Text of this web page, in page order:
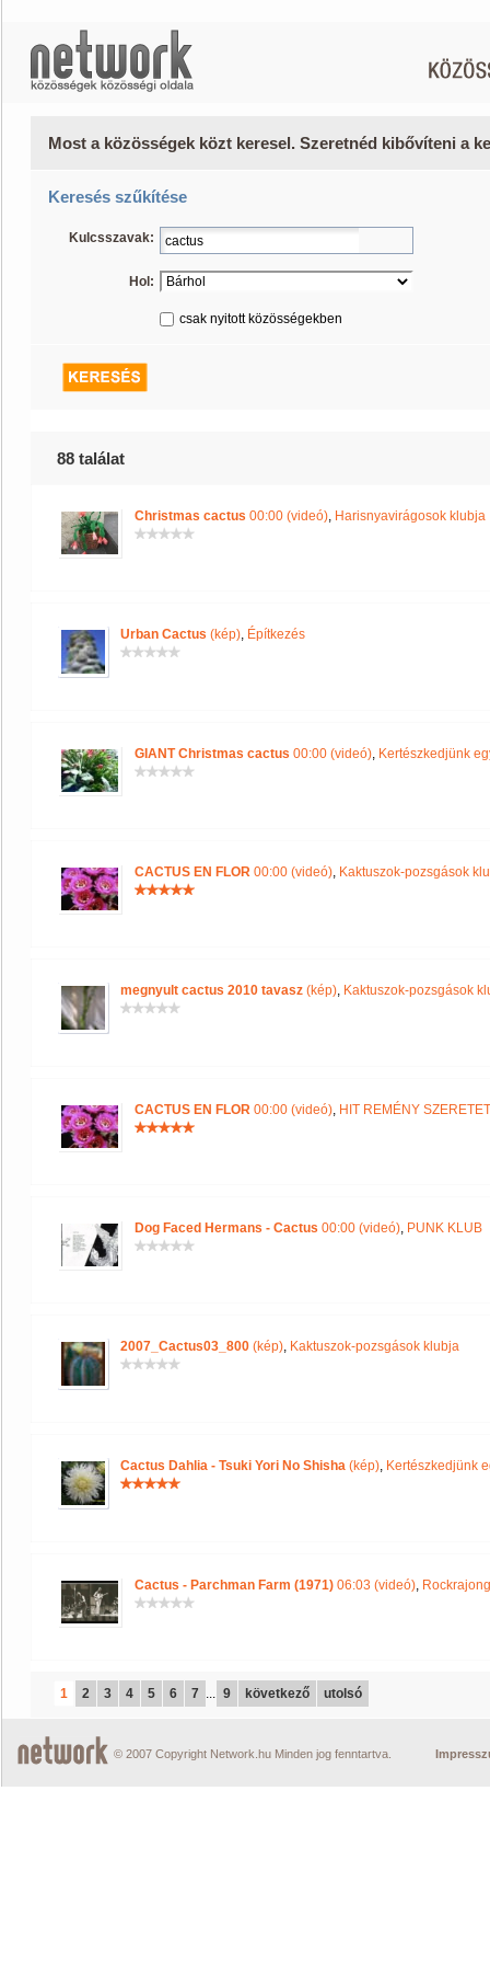
Most a közösségek közt keresel. Szeretnéd kibővíteni a
Keresés szűkítése
Kulcsszavak:
Hol:
csak nyitott közösségekben
88 találat
Christmas cactus 00:00 (videó), Harisnyavirágosok klubja
Urban Cactus (kép), Építkezés
GIANT Christmas cactus 00:00 (videó), Kertészkedjünk
CACTUS EN FLOR 00:00 (videó), Kaktuszok-pozsgások
megnyult cactus 2010 tavasz (kép), Kaktuszok-pozsgások
CACTUS EN FLOR 00:00 (videó), HIT REMÉNY SZERETET
Dog Faced Hermans - Cactus 00:00 (videó), PUNK KLUB
2007_Cactus03_800 (kép), Kaktuszok-pozsgások klubja
Cactus Dahlia - Tsuki Yori No Shisha (kép), Kertészkedjünk
Cactus - Parchman Farm (1971) 06:03 (videó),
1 2 3 4 5 6 7 ... 9 következő utolsó
© 2007 Copyright Network.hu Minden jog fenntartva.